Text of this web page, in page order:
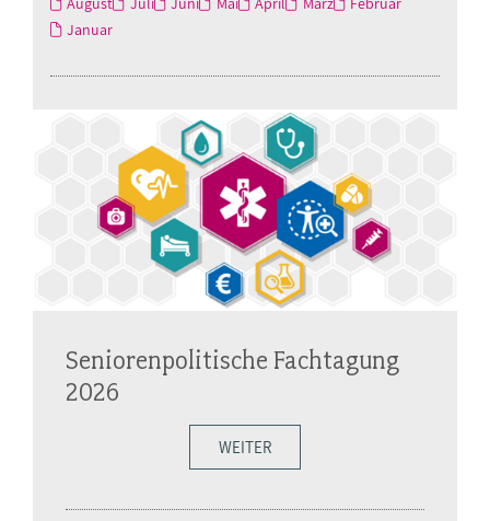
Januar
Seniorenpolitische Fachtagung
2026
WEITER